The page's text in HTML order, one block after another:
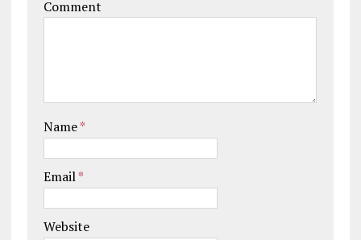
Comment
Name*
Email*
Website